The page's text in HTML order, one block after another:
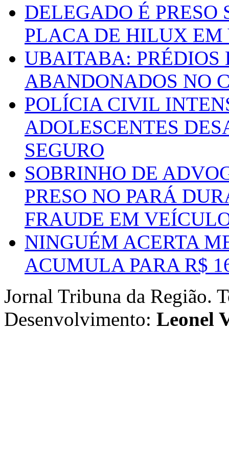
DELEGADO É PRESO
PLACA DE HILUX EM
UBAITABA: PRÉDIOS
ABANDONADOS NO
POLÍCIA CIVIL
ADOLESCENTES
SEGURO
SOBRINHO DE
PRESO NO PARÁ
FRAUDE EM
NINGUÉM ACERTA
ACUMULA PARA R$
Jornal Tribuna da Região.
Desenvolvimento: Leonel